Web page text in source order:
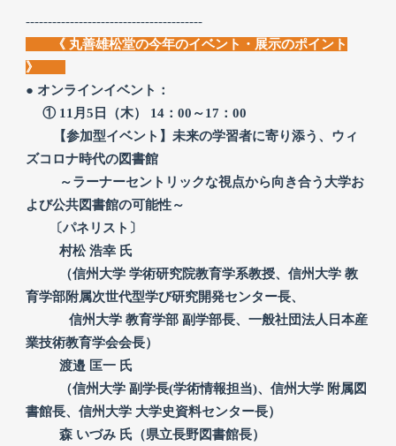
----------------------------------------
《 丸善雄松堂の今年のイベント・展示のポイント
》
● オンラインイベント：
① 11月5日（木） 14：00～17：00
【参加型イベント】未来の学習者に寄り添う、ウィ
ズコロナ時代の図書館
～ラーナーセントリックな視点から向き合う大学お
よび公共図書館の可能性～
〔パネリスト〕
村松 浩幸 氏
（信州大学 学術研究院教育学系教授、信州大学 教
育学部附属次世代型学び研究開発センター長、
信州大学 教育学部 副学部長、一般社団法人日本産
業技術教育学会会長）
渡邉 匡一 氏
（信州大学 副学長(学術情報担当)、信州大学 附属図
書館長、信州大学 大学史資料センター長）
森 いづみ 氏（県立長野図書館長）